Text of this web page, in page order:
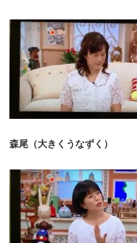
森尾（大きくうなずく）